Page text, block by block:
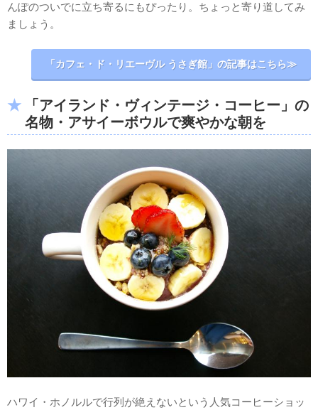
んぽのついでに立ち寄るにもぴったり。ちょっと寄り道してみ
ましょう。
「カフェ・ド・リエーヴル うさぎ館」の記事はこちら≫
「アイランド・ヴィンテージ・コーヒー」の
名物・アサイーボウルで爽やかな朝を
ハワイ・ホノルルで行列が絶えないという人気コーヒーショッ